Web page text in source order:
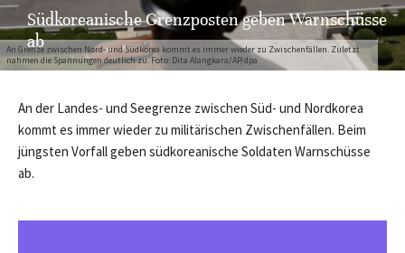
An Grenze zwischen Nord- und Südkorea kommt es immer wieder zu Zwischenfällen. Zuletzt
nahmen die Spannungen deutlich zu. Foto: Dita Alangkara/AP/dpa
Südkoreanische Grenzposten geben Warnschüsse
ab
An der Landes- und Seegrenze zwischen Süd- und Nordkorea
kommt es immer wieder zu militärischen Zwischenfällen. Beim
jüngsten Vorfall geben südkoreanische Soldaten Warnschüsse
ab.